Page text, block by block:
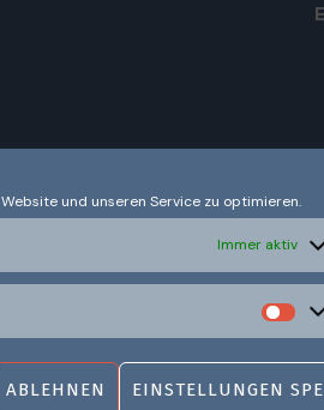
und unseren Service zu optimieren.
Immer aktiv
ABLEHNEN EINSTELLUNGEN
Ich